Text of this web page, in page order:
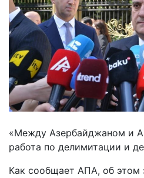
«Между Азербайджаном и
работа по делимитации и
Как сообщает АПА, об этом